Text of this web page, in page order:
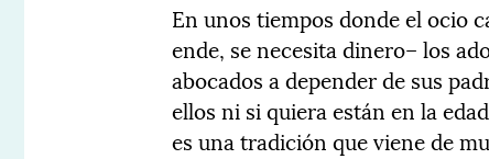
En unos tiempos donde el ocio
ende, se necesita dinero– los
abocados a depender de sus
ellos ni si quiera están en la
es una tradición que viene de